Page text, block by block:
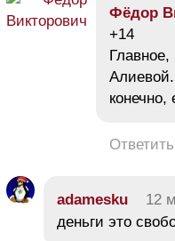
Фёдор
+14
конечно,
Ответить
adamesku 12
деньги это